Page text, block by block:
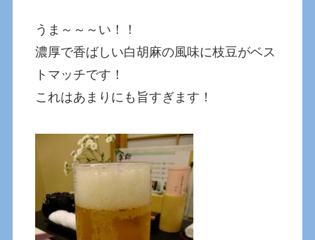
うま～～～い！！
濃厚で香ばしい白胡麻の風味に枝豆がベス
トマッチです！
これはあまりにも旨すぎます！